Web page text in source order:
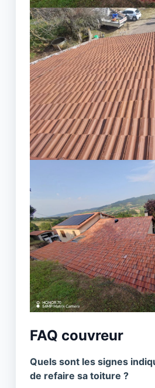
FAQ couvreur
Quels sont les signes
de refaire sa toiture ?